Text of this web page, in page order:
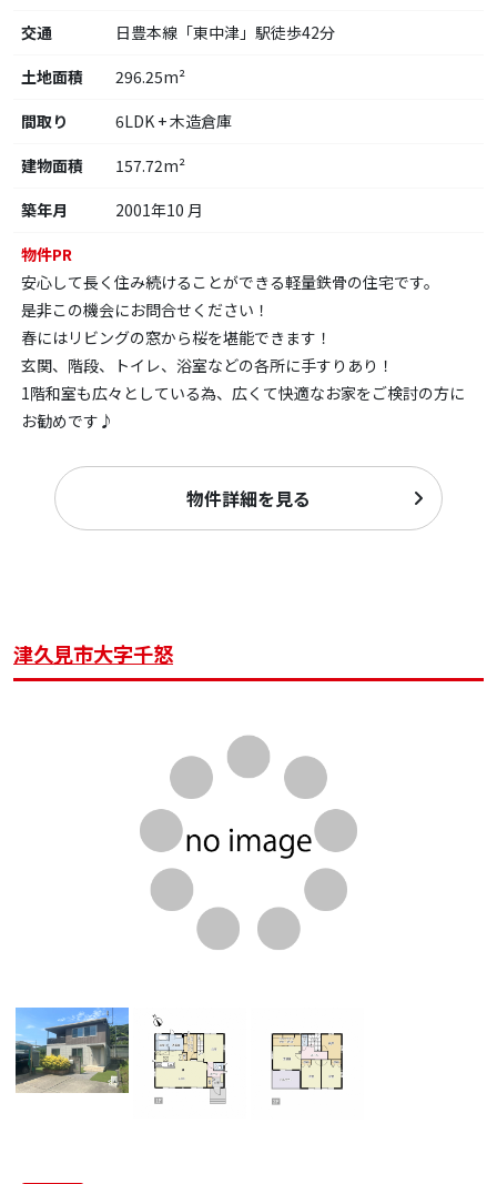
交通
日豊本線「東中津」駅徒歩42分
土地面積
296.25m²
間取り
6LDK + 木造倉庫
建物面積
157.72m²
築年月
2001年10 月
物件PR
安心して長く住み続けることができる軽量鉄骨の住宅です。
是非この機会にお問合せください！
春にはリビングの窓から桜を堪能できます！
玄関、階段、トイレ、浴室などの各所に手すりあり！
1階和室も広々としている為、広くて快適なお家をご検討の方に
お勧めです♪
物件詳細を見る
津久見市大字千怒